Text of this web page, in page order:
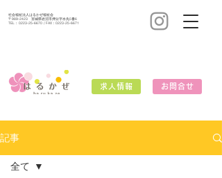
社会福祉法人はるかぜ福祉会
〒989-2423 宮城県岩沼市押分字水先5番6
TEL： 0223-25-6670 / FAX：0223-25-6671
求人情報 お問合せ
記事
全て